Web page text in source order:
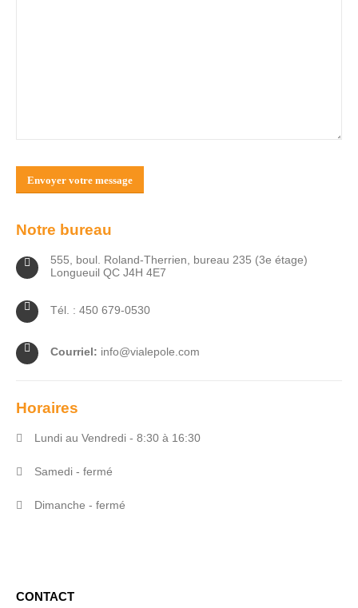
Notre bureau
555, boul. Roland-Therrien, bureau 235 (3e étage)
Longueuil QC J4H 4E7
Tél. : 450 679-0530
Courriel: info@vialepole.com
Horaires
Lundi au Vendredi - 8:30 à 16:30
Samedi - fermé
Dimanche - fermé
CONTACT